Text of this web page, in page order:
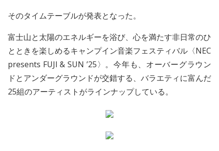
そのタイムテーブルが発表となった。
富士山と太陽のエネルギーを浴び、心を満たす非日常のひ
とときを楽しめるキャンプイン音楽フェスティバル〈NEC
presents FUJI & SUN ’25〉。今年も、オーバーグラウン
ドとアンダーグラウンドが交錯する、バラエティに富んだ
25組のアーティストがラインナップしている。